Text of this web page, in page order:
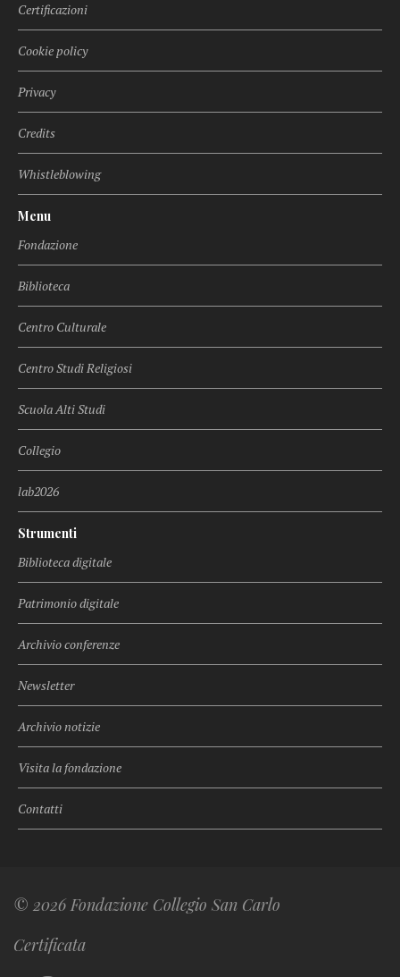
Certificazioni
Cookie policy
Privacy
Credits
Whistleblowing
Menu
Fondazione
Biblioteca
Centro Culturale
Centro Studi Religiosi
Scuola Alti Studi
Collegio
lab2026
Strumenti
Biblioteca digitale
Patrimonio digitale
Archivio conferenze
Newsletter
Archivio notizie
Visita la fondazione
Contatti
© 2026 Fondazione Collegio San Carlo
Certificata